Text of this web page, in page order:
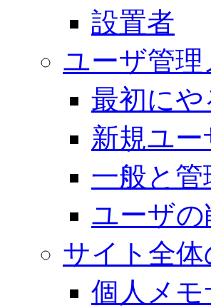
設置者
ユーザ管
最初にや
新規ユー
一般と
ユーザの
サイト全
個人メモ